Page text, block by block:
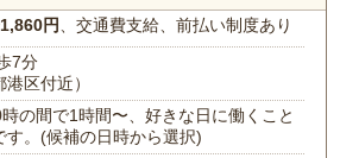
円 、交通費支給、前払い制度あり
7分
港区付近）
の間で1時間〜、好きな日に働くこと
す。(候補の日時から選択)